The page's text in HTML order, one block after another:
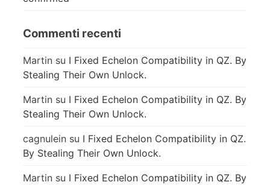
Commenti recenti
Martin su I Fixed Echelon Compatibility in QZ. By
Stealing Their Own Unlock.
Martin su I Fixed Echelon Compatibility in QZ. By
Stealing Their Own Unlock.
cagnulein su I Fixed Echelon Compatibility in QZ.
By Stealing Their Own Unlock.
Martin su I Fixed Echelon Compatibility in QZ. By